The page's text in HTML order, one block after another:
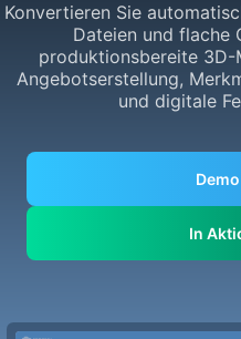
Konvertieren Sie
Dateien und flache
produktionsbereite
Angebotserstellung,
und digitale
In